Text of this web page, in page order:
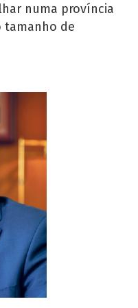
numa província
tamanho de